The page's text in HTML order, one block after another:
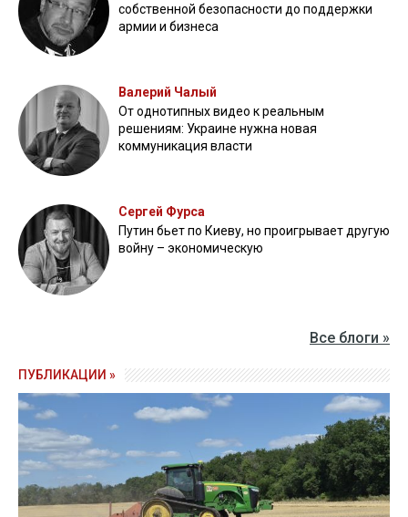
собственной безопасности до поддержки
армии и бизнеса
Валерий Чалый
От однотипных видео к реальным
решениям: Украине нужна новая
коммуникация власти
Сергей Фурса
Путин бьет по Киеву, но проигрывает другую
войну – экономическую
Все блоги »
ПУБЛИКАЦИИ »